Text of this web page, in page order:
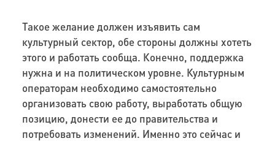
Такое желание должен изъявить сам
культурный сектор, обе стороны должны хотеть
этого и работать сообща. Конечно, поддержка
нужна и на политическом уровне. Культурным
операторам необходимо самостоятельно
организовать свою работу, выработать общую
позицию, донести ее до правительства и
потребовать изменений. Именно это сейчас и